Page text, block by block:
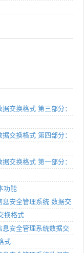
交换格式 第三部分：
交换格式 第四部分：
交换格式 第一部分：
功能
安全管理系统 数据交
换格式
安全管理系统数据交
式